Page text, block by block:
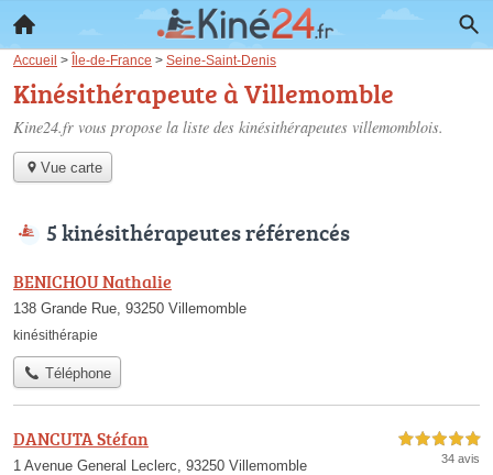
Accueil > Île-de-France > Seine-Saint-Denis
Kinésithérapeute à Villemomble
Kine24.fr vous propose la liste des kinésithérapeutes villemomblois.
Vue carte
5 kinésithérapeutes référencés
BENICHOU Nathalie
138 Grande Rue, 93250 Villemomble
kinésithérapie
Téléphone
DANCUTA Stéfan
1 Avenue General Leclerc, 93250 Villemomble
5,0 étoiles sur 5
34 avis